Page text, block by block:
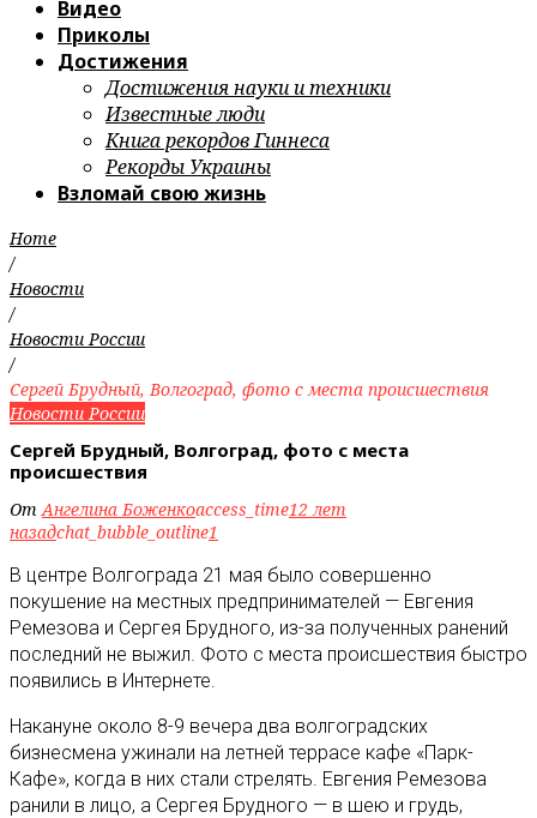
Видео
Приколы
Достижения
Достижения науки и техники
Известные люди
Книга рекордов Гиннеса
Рекорды Украины
Взломай свою жизнь
Home
/
Новости
/
Новости России
/
Сергей Брудный, Волгоград, фото с места происшествия
Новости России
Сергей Брудный, Волгоград, фото с места
происшествия
ОтАнгелина Боженкоaccess_time12 лет
назадchat_bubble_outline1
В центре Волгограда 21 мая было совершенно
покушение на местных предпринимателей — Евгения
Ремезова и Сергея Брудного, из-за полученных ранений
последний не выжил. Фото с места происшествия быстро
появились в Интернете.
Накануне около 8-9 вечера два волгоградских
бизнесмена ужинали на летней террасе кафе «Парк-
Кафе», когда в них стали стрелять. Евгения Ремезова
ранили в лицо, а Сергея Брудного — в шею и грудь,